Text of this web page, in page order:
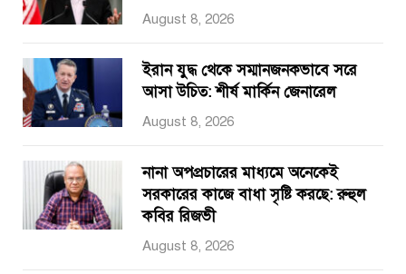
August 8, 2026
ইরান যুদ্ধ থেকে সম্মানজনকভাবে সরে
আসা উচিত: শীর্ষ মার্কিন জেনারেল
August 8, 2026
নানা অপপ্রচারের মাধ্যমে অনেকেই
সরকারের কাজে বাধা সৃষ্টি করছে: রুহুল
কবির রিজভী
August 8, 2026